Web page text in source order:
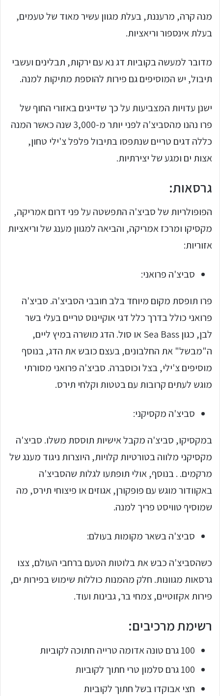
מנה קרה, מרעננת, בעלת מגוון עשיר מאוד של טעמים,
בעלת אינספור וריאציות.
מדובר למעשה בקוביות דג נא עם ירקות, תבלינים ועשבי
תיבול, יש המוסיפים גם פירות להוספת מתיקות למנה.
ישנן עדויות המצביעות על כך שדייגים באזורי החוף של
פרו נהנו מהסביצ'ה לפני יותר מ-3,000 שנה כאשר המנה
כללה דגים טריים שנתפסו בתיבול פלפל צ'ילי טחון,
אצות ים ומגע של יצירתיות.
גרסאות:
הפופולריות של סביצ'ה התפשטה על פני דרום אמריקה,
מקסיקו ומרכז אמריקה, והביאה למגוון מענג של וריאציות
אזוריות:
סביצ'ה פרואני:
פרו תופסת מקום מיוחד בלב חובבי הסביצ'ה. סביצ'ה
פרואני כולל בדרך כלל דגי אוקיינוס טריים בעלי בשר
לבן, כגון Sea Bass או סול. הדג מושרה במיץ ליים,
ה"מבשל" את החלבונים, בעצם כובש את הדג, בנוסף
מוסיפים צ'ילי, בצל וכוסברה. סביצ'ה פרואני מסורתי
מוגש לעתים קרובות עם בטטות וקלחי תירס.
סביצ'ה מקסיקני:
במקסיקו, סביצ'ה מקבל אישיות תוססת משלו. סביצ'ה
מקסיקני מלווה בטורטיות קלויות, היוצרות ניגוד מענג של
מרקמים. . בנוסף, אולי תופתעו לגלות שהסביצ'ה
באקוודור מוגש עם פופקורן, אגוזים או פיצוחי תירס, מה
שמוסיף טוויסט פריך למנה.
סביצ'ה בשאר מקומות בעולם:
כשהסביצ'ה כבש את בלוטות הטעם ברחבי העולם, צצו
גרסאות מגוונות. חלק מהמנות כוללות שימוש בפירות ים,
פירות אקזוטיים, צמחי בר, גבינות ועוד.
רשימת מרכיבים:
100 גרם טונה אדומה טרייה חתוכה לקוביות
100 גרם סלמון טרי חתוך לקוביות
חצי אבוקדו בשל חתוך לקוביות